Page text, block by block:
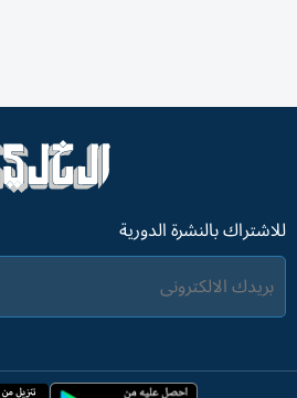
للاشتراك بالنشرة الدورية